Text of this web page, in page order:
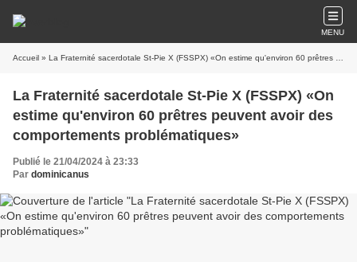
MENU
Accueil » La Fraternité sacerdotale St-Pie X (FSSPX) «On estime qu'environ 60 prêtres peuvent avoir des comportements problématiques»
La Fraternité sacerdotale St-Pie X (FSSPX) «On
estime qu'environ 60 prêtres peuvent avoir des
comportements problématiques»
Publié le 21/04/2024 à 23:33
Par dominicanus